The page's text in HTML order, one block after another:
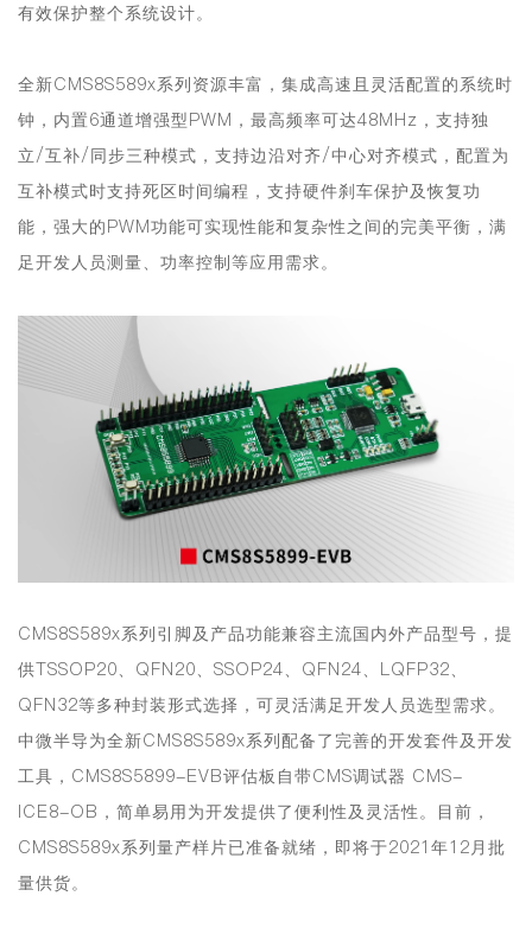
有效保护整个系统设计。
全新CMS8S589x系列资源丰富，集成高速且灵活配置的系统时
钟， 内置6通道增强型PWM，最高频率可达48MHz ，支持独
立/互补/同步三种模式，支持边沿对齐/中心对齐模式，配置为
互补模式时支持死区时间编程，支持硬件刹车保护及恢复功
能，强大的PWM功能可实现性能和复杂性之间的完美平衡，满
足开发人员测量、功率控制等应用需求。
CMS8S589x系列引脚及产品功能兼容主流国内外产品型号，提
供TSSOP20、QFN20、SSOP24、QFN24、LQFP32、
QFN32等多种封装形式选择 ，可灵活满足开发人员选型需求。
中微半导为全新CMS8S589x系列配备了完善的开发套件及开发
工具，CMS8S5899-EVB评估板自带CMS调试器 CMS-
ICE8-OB，简单易用为开发提供了便利性及灵活性。目前，
CMS8S589x系列量产样片已准备就绪，即将于2021年12月批
量供货。